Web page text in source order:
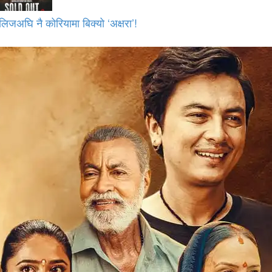
नै कोरियामा बिक्यो ‘अक्षरा’!